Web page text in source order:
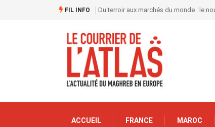
FIL INFO Du terroir aux marchés du monde : le
ACCUEIL FRANCE MAROC